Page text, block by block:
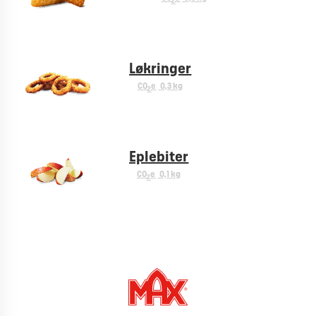
Løkringer
CO2e 0,3 kg
Eplebiter
CO2e 0,1 kg